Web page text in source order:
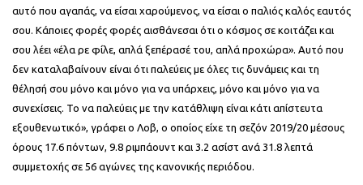
αυτό που αγαπάς, να είσαι χαρούμενος, να είσαι ο παλιός καλός εαυτός
σου. Κάποιες φορές φορές αισθάνεσαι ότι ο κόσμος σε κοιτάζει και
σου λέει «έλα ρε φίλε, απλά ξεπέρασέ του, απλά προχώρα». Αυτό που
δεν καταλαβαίνουν είναι ότι παλεύεις με όλες τις δυνάμεις και τη
θέλησή σου μόνο και μόνο για να υπάρχεις, μόνο και μόνο για να
συνεχίσεις. Το να παλεύεις με την κατάθλιψη είναι κάτι απίστευτα
εξουθενωτικό», γράφει ο Λοβ, ο οποίος είχε τη σεζόν 2019/20 μέσους
όρους 17.6 πόντων, 9.8 ριμπάουντ και 3.2 ασίστ ανά 31.8 λεπτά
συμμετοχής σε 56 αγώνες της κανονικής περιόδου.